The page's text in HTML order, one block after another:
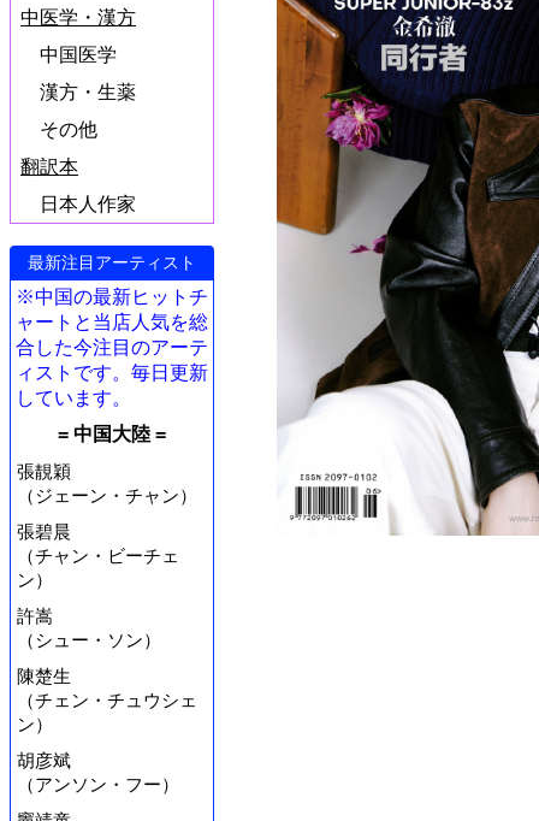
中医学・漢方
中国医学
漢方・生薬
その他
翻訳本
日本人作家
最新注目アーティスト
※中国の最新ヒットチ
ャートと当店人気を総
合した今注目のアーテ
ィストです。毎日更新
しています。
= 中国大陸 =
張靚穎
（ジェーン・チャン）
張碧晨
（チャン・ビーチェ
ン）
許嵩
（シュー・ソン）
陳楚生
（チェン・チュウシェ
ン）
胡彦斌
（アンソン・フー）